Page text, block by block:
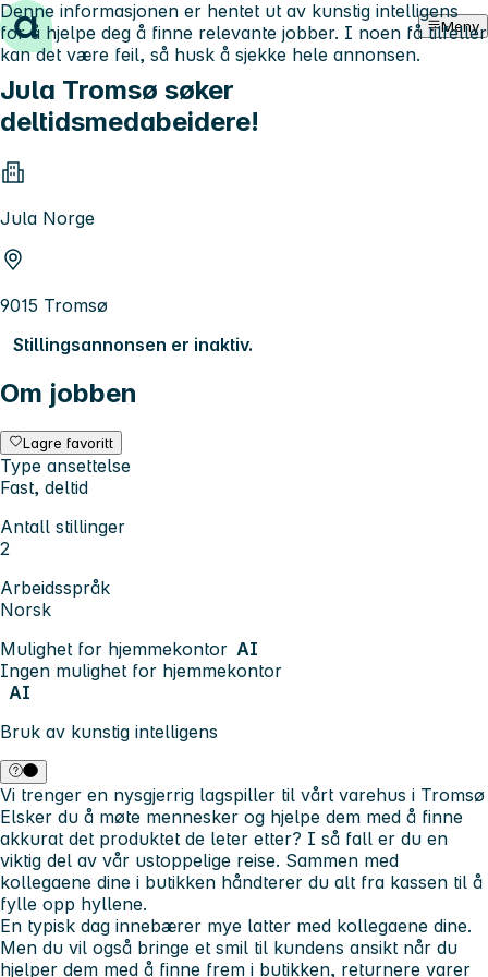
Hopp til innhold Meny
Jula Tromsø søker
deltidsmedabeidere!
Jula Norge
9015 Tromsø
Stillingsannonsen er inaktiv.
Om jobben
Lagre favoritt
Type ansettelse
Fast, deltid
Antall stillinger
2
Arbeidsspråk
Norsk
Mulighet for hjemmekontor AI
Ingen mulighet for hjemmekontor
AI
Bruk av kunstig intelligens
Denne informasjonen er hentet ut av kunstig intelligens
for å hjelpe deg å finne relevante jobber. I noen få tilfeller
kan det være feil, så husk å sjekke hele annonsen.
Vi trenger en nysgjerrig lagspiller til vårt varehus i Tromsø
Elsker du å møte mennesker og hjelpe dem med å finne
akkurat det produktet de leter etter? I så fall er du en
viktig del av vår ustoppelige reise. Sammen med
kollegaene dine i butikken håndterer du alt fra kassen til å
fylle opp hyllene.
En typisk dag innebærer mye latter med kollegaene dine.
Men du vil også bringe et smil til kundens ansikt når du
hjelper dem med å finne frem i butikken, returnere varer